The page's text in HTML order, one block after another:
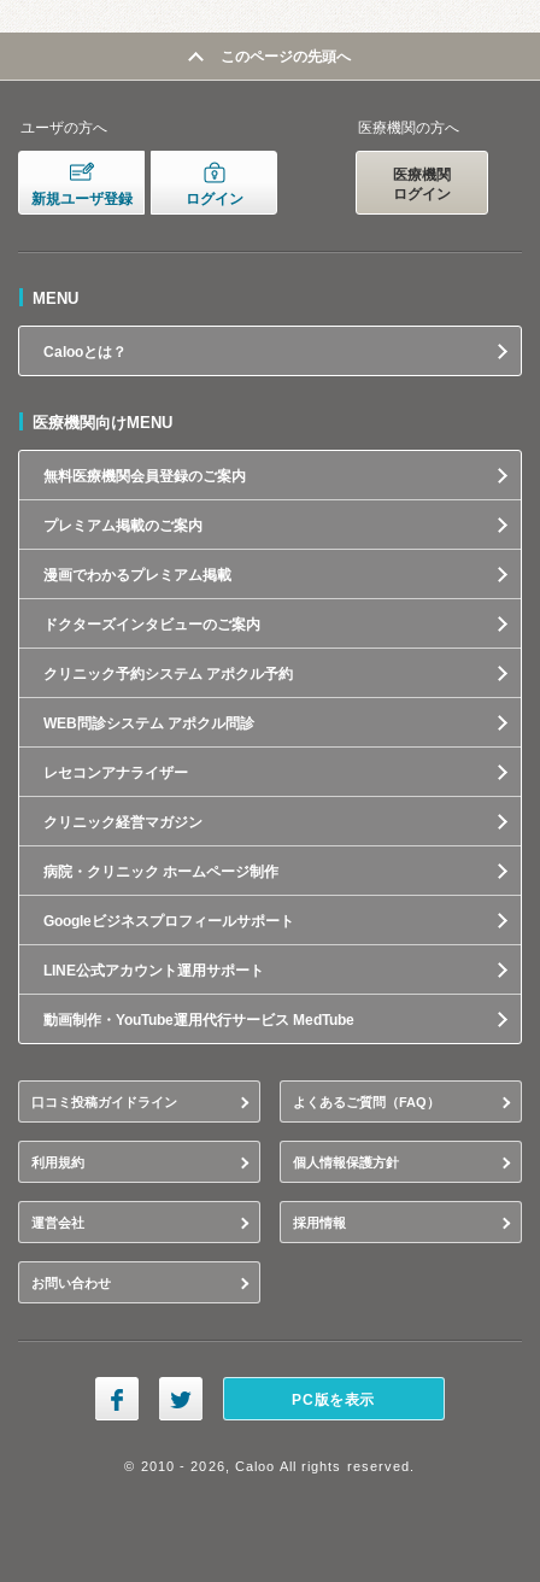
このページの先頭へ
ユーザの方へ
新規ユーザ登録 ログイン
医療機関の方へ
医療機関
ログイン
MENU
Calooとは？
医療機関向けMENU
無料医療機関会員登録のご案内
プレミアム掲載のご案内
漫画でわかるプレミアム掲載
ドクターズインタビューのご案内
クリニック予約システム アポクル予約
WEB問診システム アポクル問診
レセコンアナライザー
クリニック経営マガジン
病院・クリニック ホームページ制作
Googleビジネスプロフィールサポート
LINE公式アカウント運用サポート
動画制作・YouTube運用代行サービス MedTube
口コミ投稿ガイドライン よくあるご質問（FAQ）
利用規約 個人情報保護方針
運営会社 採用情報
お問い合わせ
PC版を表示
© 2010 - 2026, Caloo All rights reserved.